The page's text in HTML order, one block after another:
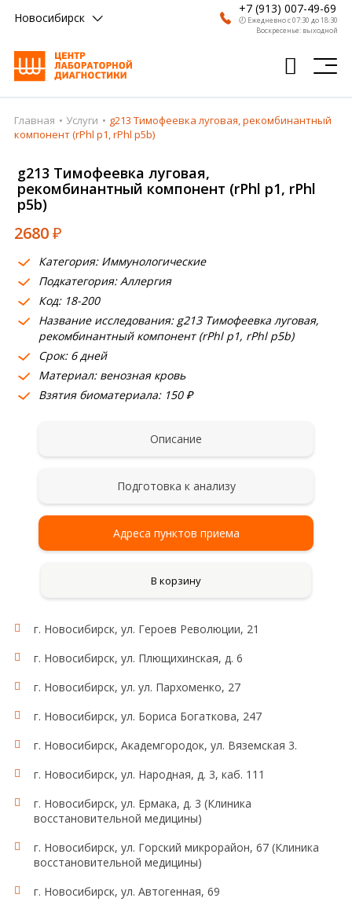
Новосибирск
+7 (913) 007-49-69
🕗 Ежедневно с 07:30 до 18:30
Воскресенье: выходной
Главная
Врачи
Получить результат
Пациентам
О компании
Где сдать
Партнерам
Главная Услуги
g213 Тимофеевка луговая, рекомбинантный
компонент (rPhl p1, rPhl p5b)
g213 Тимофеевка луговая,
рекомбинантный компонент (rPhl p1, rPhl
p5b)
2680₽
Категория: Иммунологические
Подкатегория: Аллергия
Код: 18-200
Название исследования: g213 Тимофеевка луговая,
рекомбинантный компонент (rPhl p1, rPhl p5b)
Срок: 6 дней
Материал: венозная кровь
Взятия биоматериала: 150 ₽
Описание
Подготовка к анализу
Адреса пунктов приема
В корзину
г. Новосибирск, ул. Героев Революции, 21
г. Новосибирск, ул. Плющихинская, д. 6
г. Новосибирск, ул. ул. Пархоменко, 27
г. Новосибирск, ул. Бориса Богаткова, 247
г. Новосибирск, Академгородок, ул. Вяземская 3.
г. Новосибирск, ул. Народная, д. 3, каб. 111
г. Новосибирск, ул. Ермака, д. 3 (Клиника
восстановительной медицины)
г. Новосибирск, ул. Горский микрорайон, 67 (Клиника
восстановительной медицины)
г. Новосибирск, ул. Автогенная, 69